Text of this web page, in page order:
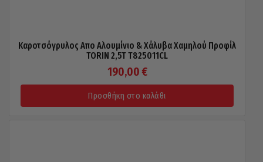
Καροτσόγρυλος Απο Αλουμίνιο & Χάλυβα Χαμηλού Προφίλ
TORIN 2,5T T825011CL
190,00 €
Προσθήκη στο καλάθι